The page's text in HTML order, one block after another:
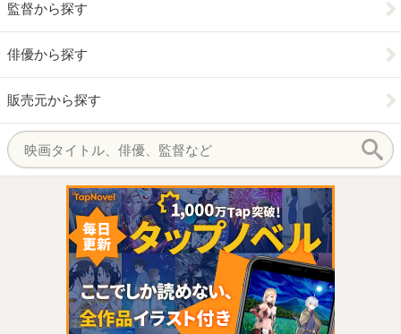
監督から探す
俳優から探す
販売元から探す